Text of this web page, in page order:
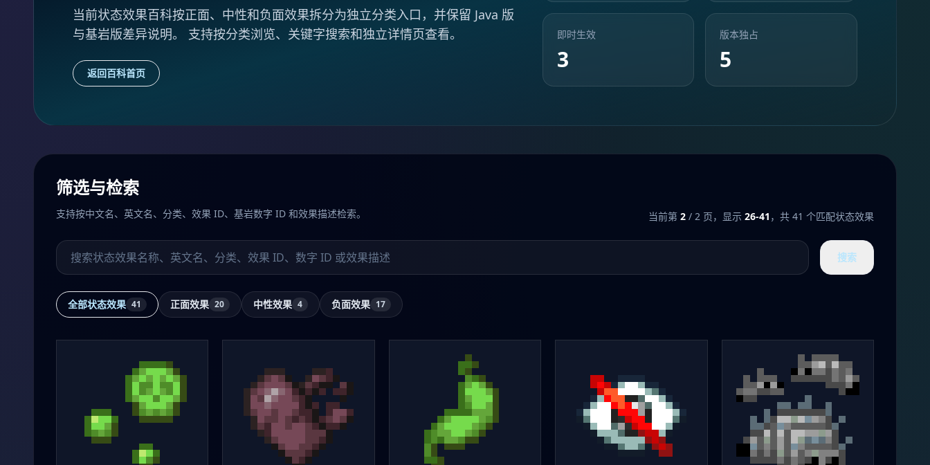
当前状态效果百科按正面、中性和负面效果拆分为独立分类入口，并保留 Java 版
与基岩版差异说明。 支持按分类浏览、关键字搜索和独立详情页查看。
返回百科首页
即时生效
3
版本独占
5
筛选与检索
支持按中文名、英文名、分类、效果 ID、基岩数字 ID 和效果描述检索。 当前第 2 / 2 页，显示 26-41 ，共 41 个匹配状态效果
搜索状态效果
搜索
全部状态效果 41 正面效果 20 中性效果 4 负面效果 17